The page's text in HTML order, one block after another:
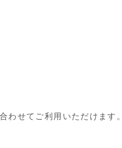
わせてご利用いただけます。